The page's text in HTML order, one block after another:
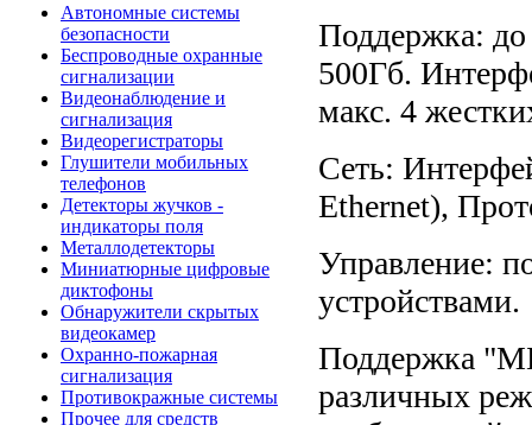
Автономные системы
безопасности
Беспроводные охранные
сигнализации
Видеонаблюдение и
сигнализация
Видеорегистраторы
Глушители мобильных
телефонов
Детекторы жучков -
индикаторы поля
Металлодетекторы
Миниатюрные цифровые
диктофоны
Обнаружители скрытых
видеокамер
Охранно-пожарная
сигнализация
Противокражные системы
Прочее для средств
Поддержка:
500Гб.
макс. 4
Сеть:
Ethernet),
Управление:
устройствами.
Поддержка
различных